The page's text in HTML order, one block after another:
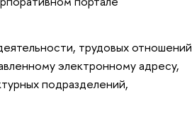
трудовых отношений
электронному адресу,
подразделений,